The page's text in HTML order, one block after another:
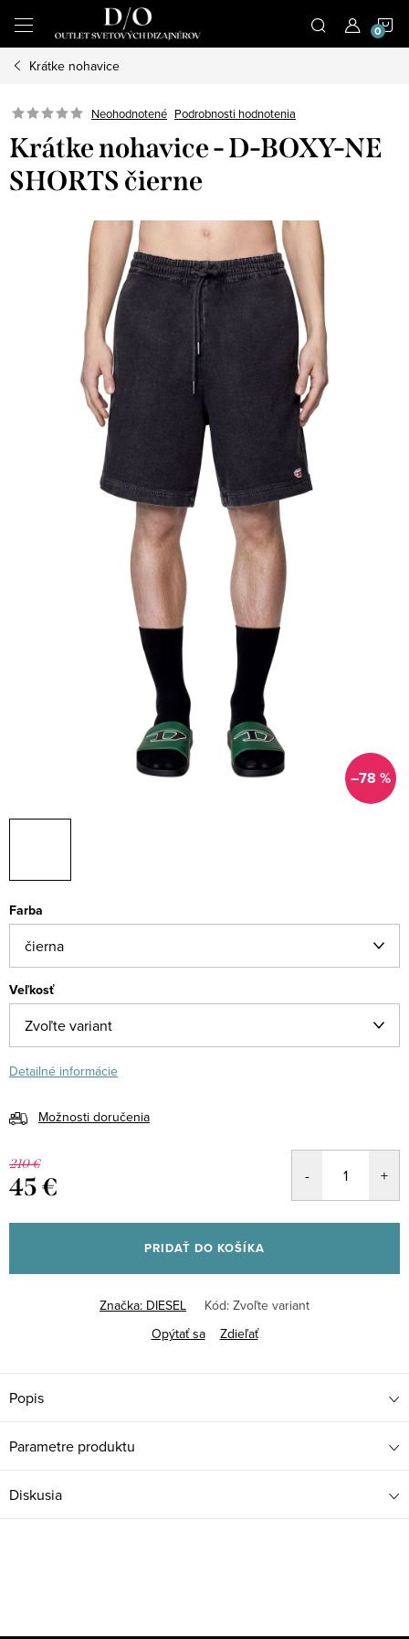
obsah
Krátke nohavice
Neohodnotené Podrobnosti hodnotenia
Krátke nohavice - D-BOXY-NE
SHORTS čierne
–78 %
Farba
Veľkosť
Detailné informácie
Možnosti doručenia
210 €
45 €
cena:
PRIDAŤ DO KOŠÍKA
Značka: DIESEL Kód: Zvoľte variant
Opýtať sa
Zdieľať
Popis
Parametre produktu
Diskusia